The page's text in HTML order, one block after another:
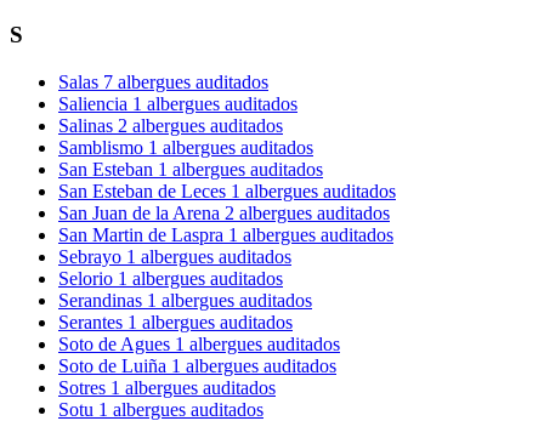
S
Salas 7 albergues auditados
Saliencia 1 albergues auditados
Salinas 2 albergues auditados
Samblismo 1 albergues auditados
San Esteban 1 albergues auditados
San Esteban de Leces 1 albergues auditados
San Juan de la Arena 2 albergues auditados
San Martin de Laspra 1 albergues auditados
Sebrayo 1 albergues auditados
Selorio 1 albergues auditados
Serandinas 1 albergues auditados
Serantes 1 albergues auditados
Soto de Agues 1 albergues auditados
Soto de Luiña 1 albergues auditados
Sotres 1 albergues auditados
Sotu 1 albergues auditados